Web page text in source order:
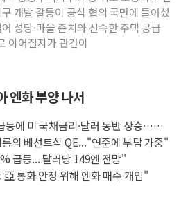
개발 갈등이 공식 협의 국면에 들어섰
성당·마을 존치와 신속한 주택 공급
이어질지가 관건이
엔화 부양 나서
에 미 국채금리·달러 동반 상승…시
의 베선트식 QE..."연준에 부담 가중"
급등... 달러당 149엔 전망"
통화 안정 위해 엔화 매수 개입"